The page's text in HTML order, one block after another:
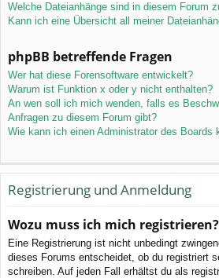
Welche Dateianhänge sind in diesem Forum
Kann ich eine Übersicht all meiner
phpBB betreffende Fragen
Wer hat diese Forensoftware entwickelt?
Warum ist Funktion x oder y nicht enthalten?
An wen soll ich mich wenden, falls es
Anfragen zu diesem Forum gibt?
Wie kann ich einen Administrator des Boards
Registrierung und Anmeldung
Wozu muss ich mich registrieren?
Eine Registrierung ist nicht unbedingt
dieses Forums entscheidet, ob du registriert
schreiben. Auf jeden Fall erhältst du als